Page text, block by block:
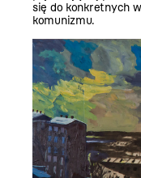
się do konkretnych
komunizmu.